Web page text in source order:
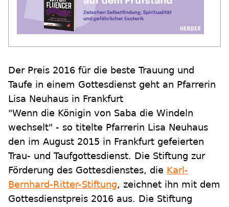
Der Preis 2016 für die beste Trauung und
Taufe in einem Gottesdienst geht an Pfarrerin
Lisa Neuhaus in Frankfurt
"Wenn die Königin von Saba die Windeln
wechselt" - so titelte Pfarrerin Lisa Neuhaus
den im August 2015 in Frankfurt gefeierten
Trau- und Taufgottesdienst. Die Stiftung zur
Förderung des Gottesdienstes, die Karl-
Bernhard-Ritter-Stiftung, zeichnet ihn mit dem
Gottesdienstpreis 2016 aus. Die Stiftung